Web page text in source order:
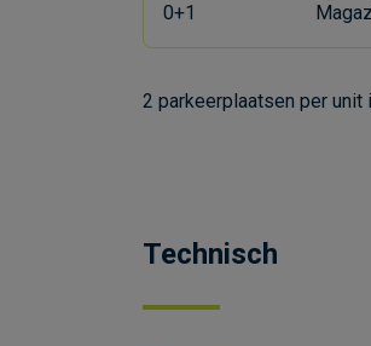
0+1
2 parkeerplaatsen per unit
Technisch